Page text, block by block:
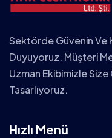
Sektörde Güvenin Ve
Duyuyoruz. Müşteri
Uzman Ekibimizle Size
Tasarlıyoruz.
Hızlı Menü